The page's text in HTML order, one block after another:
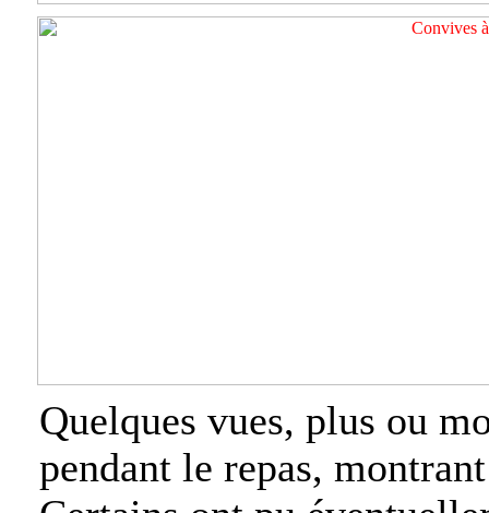
Quelques vues, plus ou
pendant le repas,